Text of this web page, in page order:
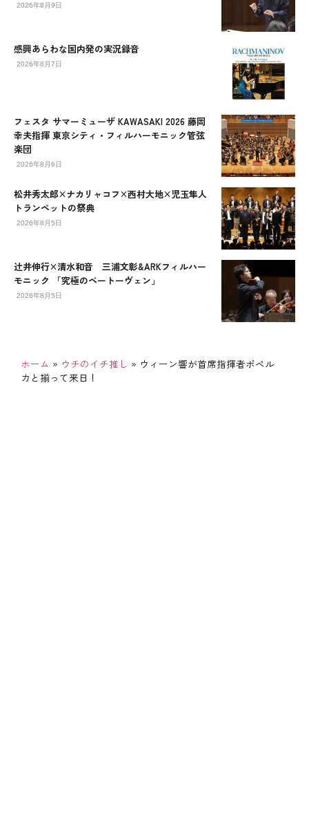
2026年8月9日
感興あらわな国内発の実況録音
2026年8月7日
フェスタ サマーミューザ KAWASAKI 2026 藤岡
幸夫指揮 東京シティ・フィルハーモニック管弦
楽団
2026年8月6日
松井秀太郎×ナカリャコフ×西村大地×児玉隼人
トランペットの祭典
2026年8月5日
辻󠄀井伸行×清水和音 三浦文彰&ARKフィルハー
モニック 「究極のベートーヴェン」
2026年8月5日
ホーム » ウチのイチ推し » ウィーン響が首席指揮者ポペル
カと揃って来日！